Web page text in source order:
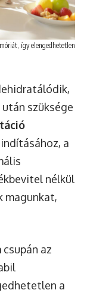
így elengedhetetlen
szüksége
a
nélkül
magunkat,
az
a